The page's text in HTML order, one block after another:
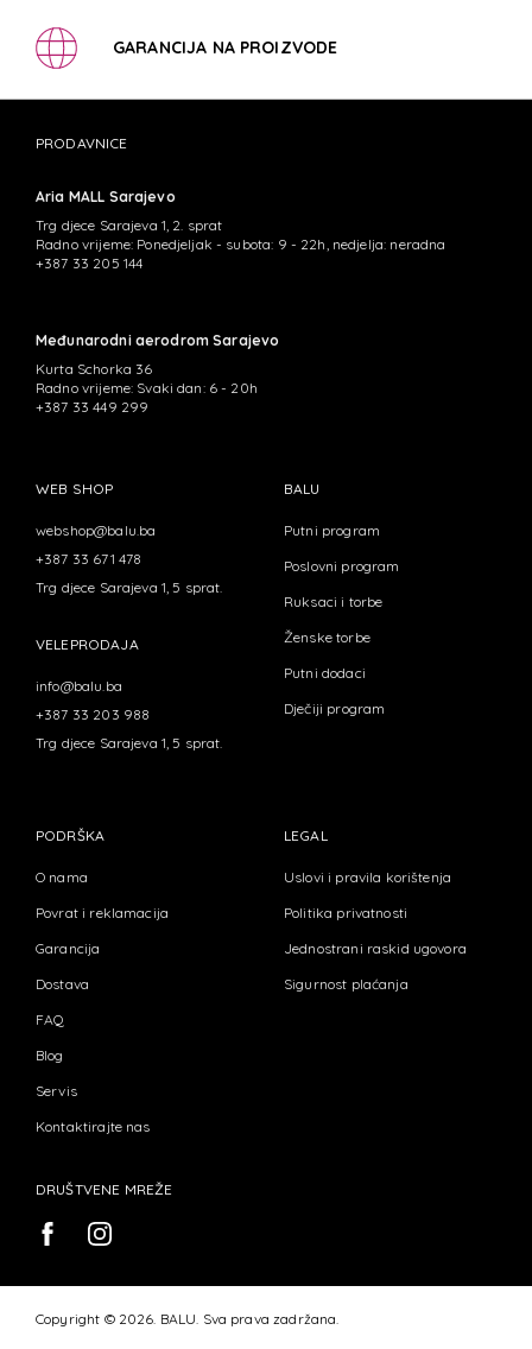
GARANCIJA NA PROIZVODE
PRODAVNICE
Aria MALL Sarajevo
Trg djece Sarajeva 1, 2. sprat
Radno vrijeme: Ponedjeljak - subota: 9 - 22h, nedjelja: neradna
+387 33 205 144
Međunarodni aerodrom Sarajevo
Kurta Schorka 36
Radno vrijeme: Svaki dan: 6 - 20h
+387 33 449 299
WEB SHOP
webshop@balu.ba
+387 33 671 478
Trg djece Sarajeva 1, 5 sprat.
VELEPRODAJA
info@balu.ba
+387 33 203 988
Trg djece Sarajeva 1, 5 sprat.
BALU
Putni program
Poslovni program
Ruksaci i torbe
Ženske torbe
Putni dodaci
Dječiji program
PODRŠKA
O nama
Povrat i reklamacija
Garancija
Dostava
FAQ
Blog
Servis
Kontaktirajte nas
LEGAL
Uslovi i pravila korištenja
Politika privatnosti
Jednostrani raskid ugovora
Sigurnost plaćanja
DRUŠTVENE MREŽE
Copyright © 2026. BALU. Sva prava zadržana.